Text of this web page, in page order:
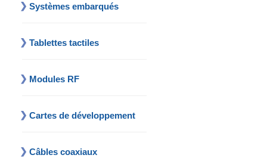
Systèmes embarqués
Tablettes tactiles
Modules RF
Cartes de développement
Câbles coaxiaux